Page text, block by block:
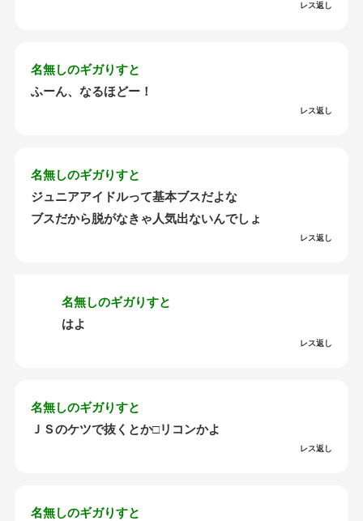
レス返し
名無しのギガりすと
ふーん、なるほどー！
レス返し
名無しのギガりすと
ジュニアアイドルって基本ブスだよな
ブスだから脱がなきゃ人気出ないんでしょ
レス返し
名無しのギガりすと
はよ
レス返し
名無しのギガりすと
ＪＳのケツで抜くとか□リコンかよ
レス返し
名無しのギガりすと